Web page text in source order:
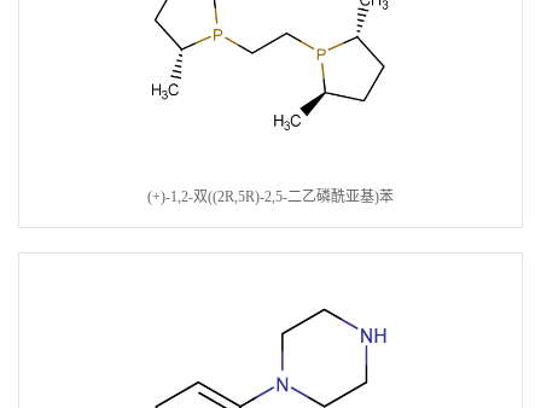
(+)-1,2-双((2R,5R)-2,5-二乙磷酰亚基)苯